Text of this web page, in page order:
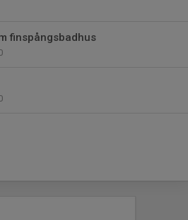
finspångsbadhus